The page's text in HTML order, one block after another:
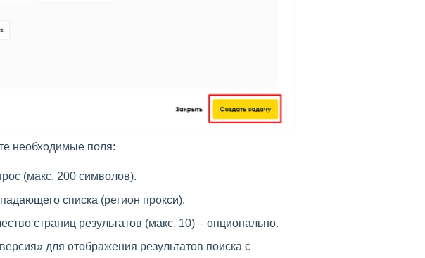
необходимые поля:
(макс. 200 символов).
списка (регион прокси).
страниц результатов (макс. 10) – опционально.
для отображения результатов поиска с